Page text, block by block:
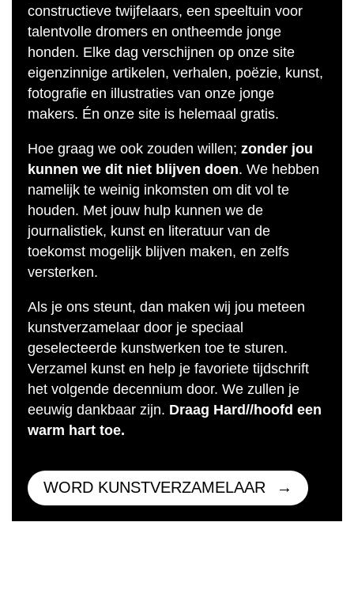
constructieve twijfelaars, een speeltuin voor
talentvolle dromers en ontheemde jonge
honden. Elke dag verschijnen op onze site
eigenzinnige artikelen, verhalen, poëzie, kunst,
fotografie en illustraties van onze jonge
makers. Én onze site is helemaal gratis.
Hoe graag we ook zouden willen; zonder jou
kunnen we dit niet blijven doen. We hebben
namelijk te weinig inkomsten om dit vol te
houden. Met jouw hulp kunnen we de
journalistiek, kunst en literatuur van de
toekomst mogelijk blijven maken, en zelfs
versterken.
Als je ons steunt, dan maken wij jou meteen
kunstverzamelaar door je speciaal
geselecteerde kunstwerken toe te sturen.
Verzamel kunst en help je favoriete tijdschrift
het volgende decennium door. We zullen je
eeuwig dankbaar zijn. Draag Hard//hoofd een
warm hart toe.
WORD KUNSTVERZAMELAAR